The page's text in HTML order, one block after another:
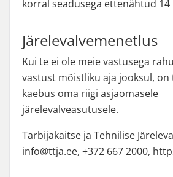
korral seadusega ettenähtud 14
Järelevalvemenetlus
Kui te ei ole meie vastusega
vastust mõistliku aja jooksul, on
kaebus oma riigi asjaomasele
järelevalveasutusele.
Tarbijakaitse ja Tehnilise
info@ttja.ee, +372 667 2000,